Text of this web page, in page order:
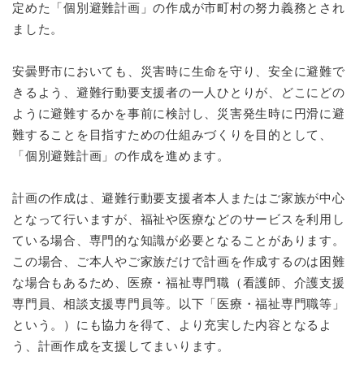
定めた「個別避難計画」の作成が市町村の努力義務とされ
ました。
安曇野市においても、災害時に生命を守り、安全に避難で
きるよう、避難行動要支援者の一人ひとりが、どこにどの
ように避難するかを事前に検討し、災害発生時に円滑に避
難することを目指すための仕組みづくりを目的として、
「個別避難計画」の作成を進めます。
計画の作成は、避難行動要支援者本人またはご家族が中心
となって行いますが、福祉や医療などのサービスを利用し
ている場合、専門的な知識が必要となることがあります。
この場合、ご本人やご家族だけで計画を作成するのは困難
な場合もあるため、医療・福祉専門職（看護師、介護支援
専門員、相談支援専門員等。以下「医療・福祉専門職等」
という。）にも協力を得て、より充実した内容となるよ
う、計画作成を支援してまいります。